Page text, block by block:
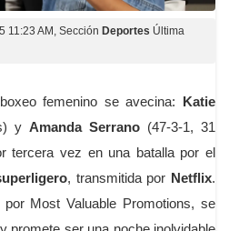
11:23 AM , Sección Deportes Última
femenino se avecina: Katie
y Amanda Serrano (47-3-1, 31
tercera vez en una batalla por el
, transmitida por Netflix.
Most Valuable Promotions, se